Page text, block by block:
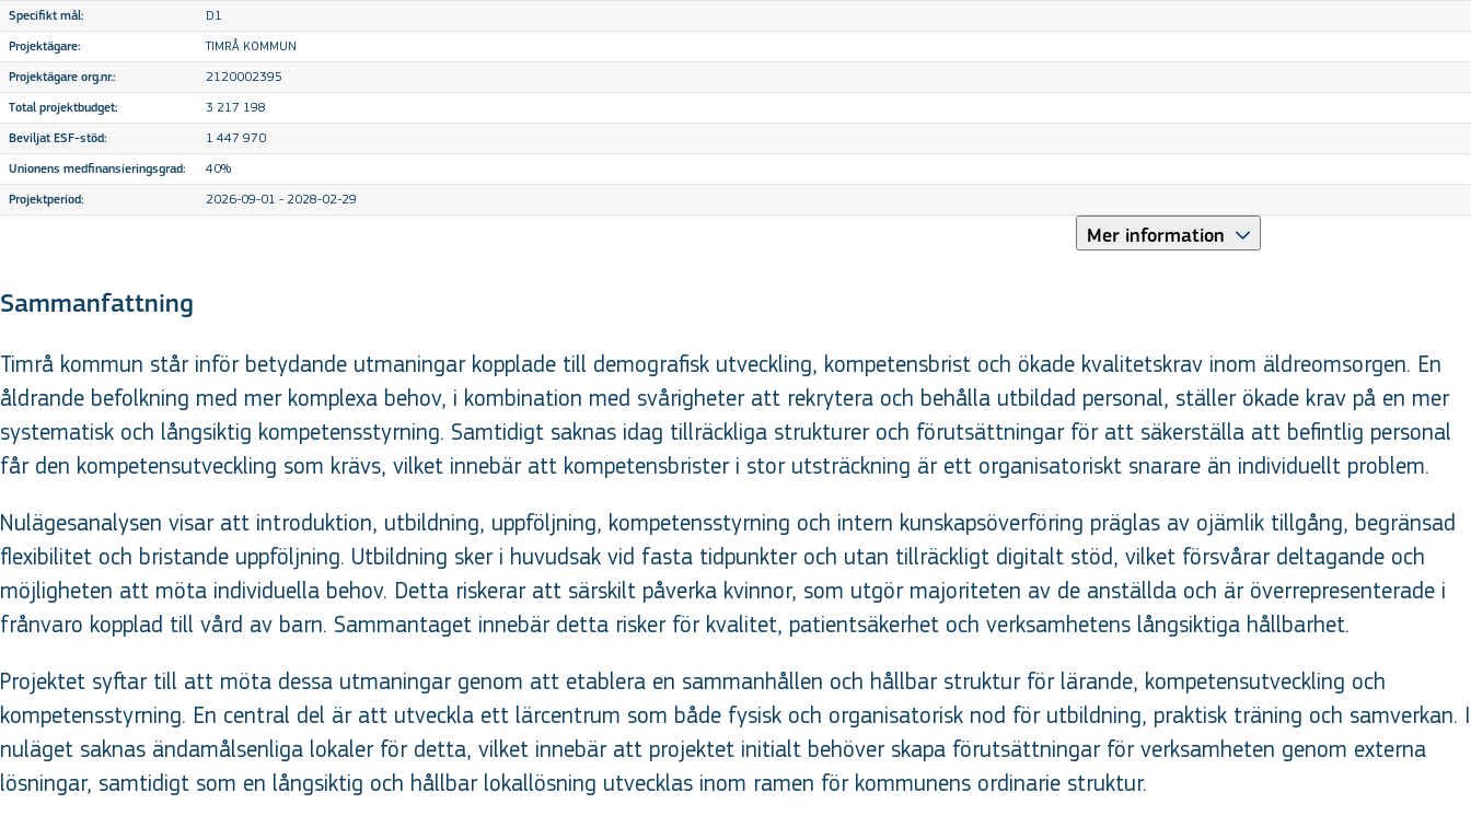
Specifikt mål: D1
Projektägare: TIMRÅ KOMMUN
Projektägare org.nr.: 2120002395
Total projektbudget: 3 217 198
Beviljat ESF-stöd: 1 447 970
Unionens medfinansieringsgrad: 40%
Projektperiod: 2026-09-01 - 2028-02-29
Mer information
Sammanfattning
Timrå kommun står inför betydande utmaningar kopplade till demografisk utveckling, kompetensbrist och ökade kvalitetskrav inom äldreomsorgen. En
åldrande befolkning med mer komplexa behov, i kombination med svårigheter att rekrytera och behålla utbildad personal, ställer ökade krav på en mer
systematisk och långsiktig kompetensstyrning. Samtidigt saknas idag tillräckliga strukturer och förutsättningar för att säkerställa att befintlig personal
får den kompetensutveckling som krävs, vilket innebär att kompetensbrister i stor utsträckning är ett organisatoriskt snarare än individuellt problem.
Nulägesanalysen visar att introduktion, utbildning, uppföljning, kompetensstyrning och intern kunskapsöverföring präglas av ojämlik tillgång, begränsad
flexibilitet och bristande uppföljning. Utbildning sker i huvudsak vid fasta tidpunkter och utan tillräckligt digitalt stöd, vilket försvårar deltagande och
möjligheten att möta individuella behov. Detta riskerar att särskilt påverka kvinnor, som utgör majoriteten av de anställda och är överrepresenterade i
frånvaro kopplad till vård av barn. Sammantaget innebär detta risker för kvalitet, patientsäkerhet och verksamhetens långsiktiga hållbarhet.
Projektet syftar till att möta dessa utmaningar genom att etablera en sammanhållen och hållbar struktur för lärande, kompetensutveckling och
kompetensstyrning. En central del är att utveckla ett lärcentrum som både fysisk och organisatorisk nod för utbildning, praktisk träning och samverkan. I
nuläget saknas ändamålsenliga lokaler för detta, vilket innebär att projektet initialt behöver skapa förutsättningar för verksamheten genom externa
lösningar, samtidigt som en långsiktig och hållbar lokallösning utvecklas inom ramen för kommunens ordinarie struktur.